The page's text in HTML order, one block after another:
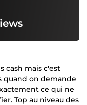
cash mais c'est
quand on demande
ce qui ne
Top au niveau des